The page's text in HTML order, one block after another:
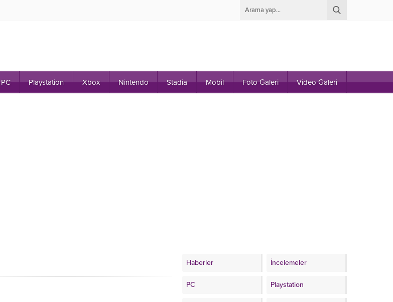
PC Playstation Xbox Nintendo Stadia Mobil Foto Galeri Video Galeri
Haberler İncelemeler
PC Playstation